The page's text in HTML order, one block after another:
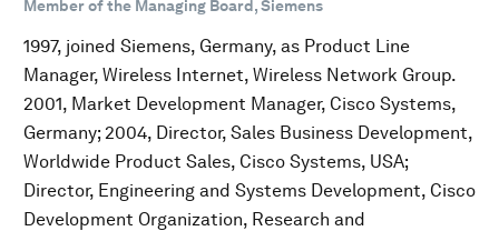
Member of the Managing Board, Siemens
1997, joined Siemens, Germany, as Product Line
Manager, Wireless Internet, Wireless Network Group.
2001, Market Development Manager, Cisco Systems,
Germany; 2004, Director, Sales Business Development,
Worldwide Product Sales, Cisco Systems, USA;
Director, Engineering and Systems Development, Cisco
Development Organization, Research and